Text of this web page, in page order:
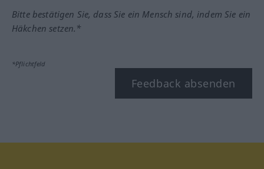
Bitte bestätigen Sie, dass Sie ein Mensch sind, indem Sie ein
Häkchen setzen.*
*Pflichtfeld
Feedback absenden